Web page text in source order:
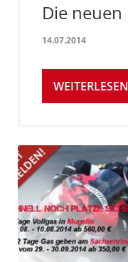
Die
14.07.2014
WEITERLESEN